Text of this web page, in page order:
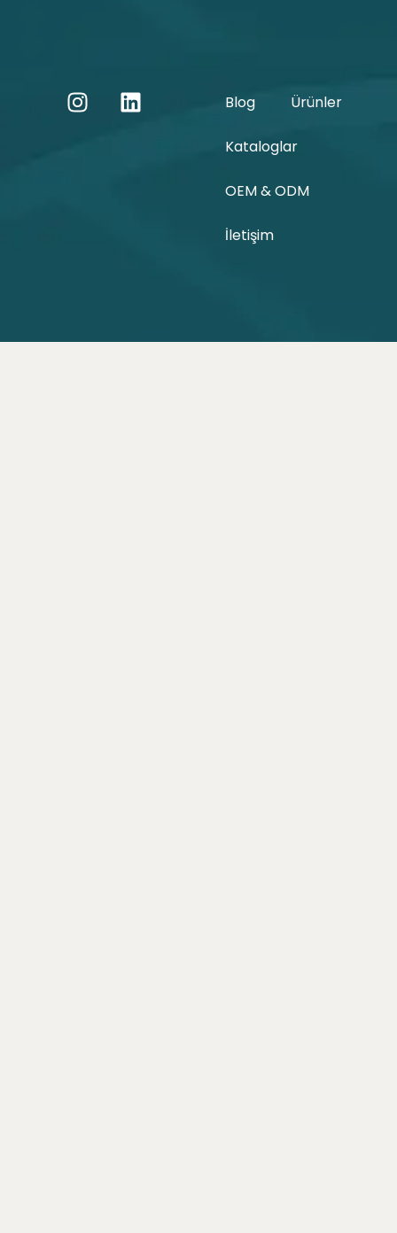
Blog Ürünler
Kataloglar
OEM & ODM
İletişim